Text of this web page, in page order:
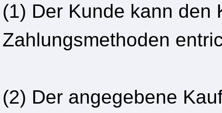
(1) Der Kunde kann den
Zahlungsmethoden
(2) Der angegebene